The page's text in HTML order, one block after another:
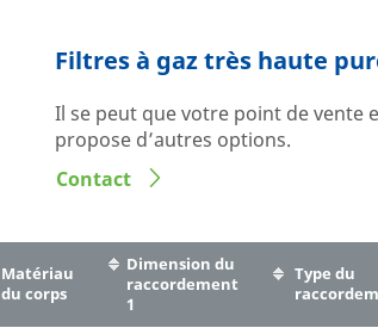
Filtres à gaz très haute
Il se peut que votre point de vente
propose d’autres options.
Contact
Matériau
du corps
Dimension du
raccordement
1
Type du